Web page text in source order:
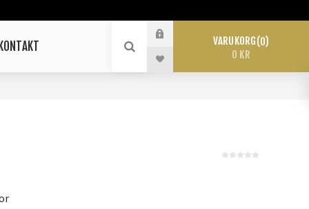
VARUKORG 0
0 KR